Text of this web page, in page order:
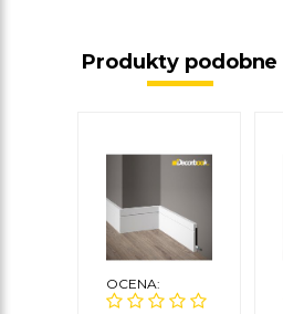
Produkty podobne
OCENA: